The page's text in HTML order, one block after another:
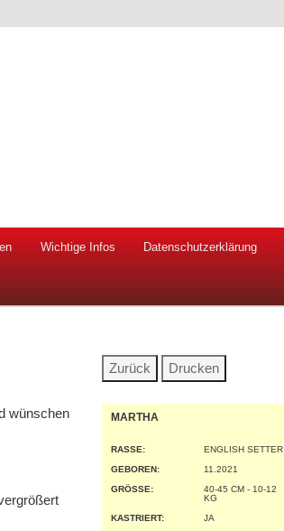
Wichtige Infos Datenschutzerklärung
wünschen
MARTHA
RASSE:
ENGLISH SETTER
GEBOREN:
11.2021
GRÖSSE:
40-45 CM - 10-12
KG
KASTRIERT:
JA